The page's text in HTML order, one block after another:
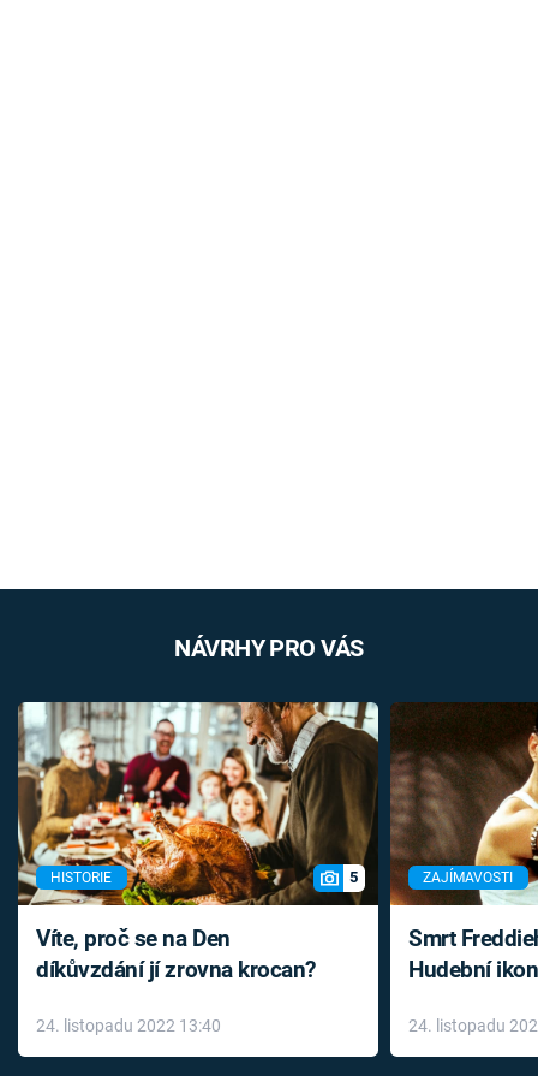
NÁVRHY PRO VÁS
HISTORIE 5
Víte, proč se na Den
díkůvzdání jí zrovna krocan?
24. listopadu 2022 13:40
ZAJÍMAVOSTI
Smrt
Hudební
léky
24. listopadu